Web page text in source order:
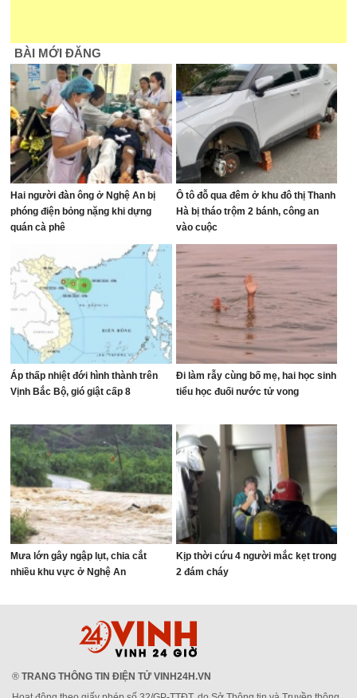
BÀI MỚI ĐĂNG
Hai người đàn ông ở Nghệ An bị
phóng điện bỏng nặng khi dựng
quán cà phê
Ô tô đỗ qua đêm ở khu đô thị Thanh
Hà bị tháo trộm 2 bánh, công an
vào cuộc
Áp thấp nhiệt đới hình thành trên
Vịnh Bắc Bộ, gió giật cấp 8
Đi làm rẫy cùng bố mẹ, hai học sinh
tiểu học đuối nước tử vong
Mưa lớn gây ngập lụt, chia cắt
nhiều khu vực ở Nghệ An
Kịp thời cứu 4 người mắc kẹt trong
2 đám cháy
® TRANG THÔNG TIN ĐIỆN TỬ VINH24H.VN